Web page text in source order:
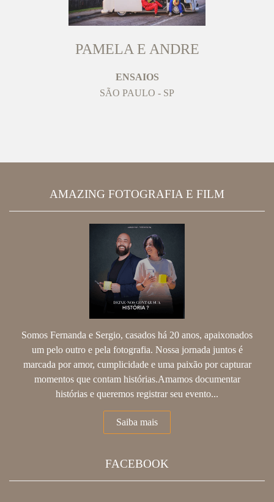
PAMELA E ANDRE
ENSAIOS
SÃO PAULO - SP
AMAZING FOTOGRAFIA E FILM
Somos Fernanda e Sergio, casados há 20 anos, apaixonados
um pelo outro e pela fotografia. Nossa jornada juntos é
marcada por amor, cumplicidade e uma paixão por capturar
momentos que contam histórias.Amamos documentar
histórias e queremos registrar seu evento...
Saiba mais
FACEBOOK